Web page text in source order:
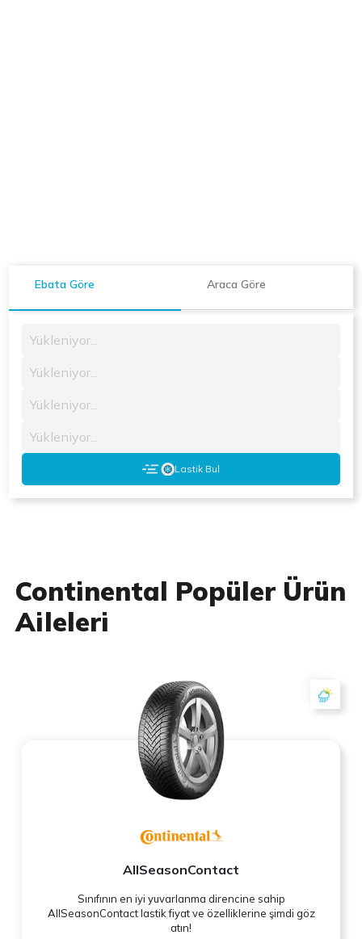
Ebata Göre Araca Göre
Yükleniyor...
Yükleniyor...
Yükleniyor...
Yükleniyor...
Lastik Bul
Continental Popüler Ürün
Aileleri
AllSeasonContact
Sınıfının en iyi yuvarlanma direncine sahip
AllSeasonContact lastik fiyat ve özelliklerine şimdi göz
atın!